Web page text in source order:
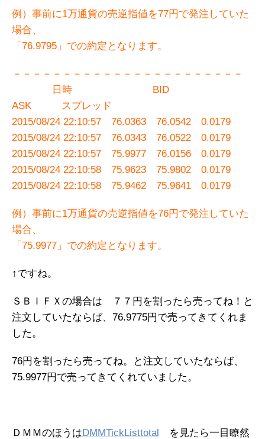
例）事前に1万通貨の売逆指値を77円で発注していた
場合、
「76.9795」での約定となります。
－－－－－－－－－－－－－－－－－－－－－－－
日時 BID
ASK スプレッド
2015/08/24 22:10:57 76.0363 76.0542 0.0179
2015/08/24 22:10:57 76.0343 76.0522 0.0179
2015/08/24 22:10:57 75.9977 76.0156 0.0179
2015/08/24 22:10:58 75.9623 75.9802 0.0179
2015/08/24 22:10:58 75.9462 75.9641 0.0179
例）事前に1万通貨の売逆指値を76円で発注していた
場合、
「75.9977」での約定となります。
↑ですね。
ＳＢＩＦＸの場合は ７７円を割ったら売ってね！と
注文していたならば、76.9775円で売ってきてくれま
した。
76円を割ったら売ってね。と注文していたならば、
75.9977円で売ってきてくれていました。
ＤＭＭのほうはDMMTickListtotal を見たら一目瞭然